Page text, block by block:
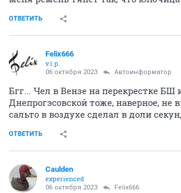
ОТВЕТИТЬ
Felix666
v.i.p.
06 октября 2023 Автоинформатор
Бгг... Чел в Вензе на перекрестке БШ
Днепрогэсовской тоже, наверное, не
сальто в воздухе сделал в доли
ОТВЕТИТЬ
Caulden
experienced
06 октября 2023 Felix666